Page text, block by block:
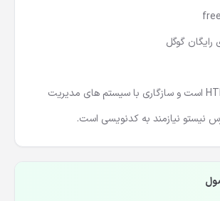
گوگل
این یک قالب HTML است و سازگاری با سیستم های مدیریت
نیستو نیازمند به کدنویسی است.